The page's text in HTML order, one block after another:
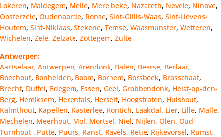
Lokeren, Maldegem, Melle, Merelbeke, Nazareth, Nevele, Ninove,
Oosterzele, Oudenaarde, Ronse, Sint-Gillis-Waas, Sint-Lievens-
Houtem, Sint-Niklaas, Stekene, Temse, Waasmunster, Wetteren,
Wichelen, Zele, Zelzate, Zottegem, Zulte
Antwerpen:
Aartselaar, Antwerpen, Arendonk, Balen, Beerse, Berlaar,
Boechout, Bonheiden, Boom, Bornem, Borsbeek, Brasschaat,
Brecht, Duffel, Edegem, Essen, Geel, Grobbendonk, Heist-op-den-
Berg, Hemiksem, Herentals, Herselt, Hoogstraten, Hulshout,
Kalmthout, Kapellen, Kasterlee, Kontich, Laakdal, Lier, Lille, Malle,
Mechelen, Meerhout, Mol, Mortsel, Niel, Nijlen, Olen, Oud-
Turnhout , Putte, Puurs, Ranst, Ravels, Retie, Rijkevorsel, Rumst,